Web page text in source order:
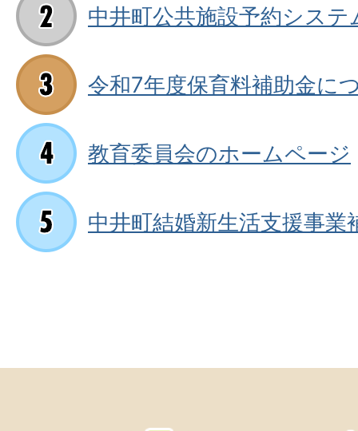
中井町公共施設予約システ
令和7年度保育料補助金に
教育委員会のホームページ
中井町結婚新生活支援事業